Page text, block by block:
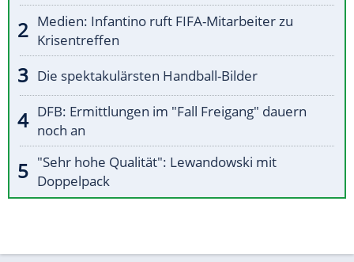
Medien: Infantino ruft FIFA-Mitarbeiter zu
Krisentreffen
Die spektakulärsten Handball-Bilder
DFB: Ermittlungen im "Fall Freigang" dauern
noch an
"Sehr hohe Qualität": Lewandowski mit
Doppelpack